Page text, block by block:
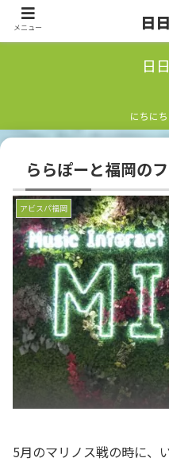
日
にちに
ららぽーと福岡の
アビスパ福岡
5月のマリノス戦の時に、
メニュー 日